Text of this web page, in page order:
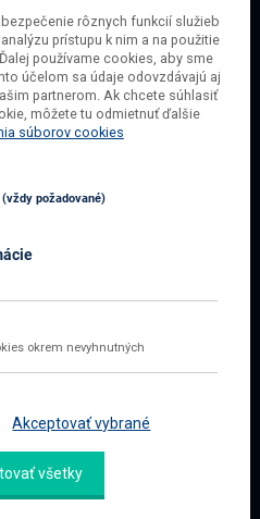
spoločnosti
podmienky
údajov
Blog
o nákupe
otázky
a platba
formulár
rôznych funkcií služieb
prístupu k nim a na použitie
používame cookies, aby sme
účelom sa údaje odovzdávajú aj
partnerom. Ak chcete súhlasiť
môžete tu odmietnuť ďalšie
súborov cookies
(vždy požadované)
okrem nevyhnutných
Akceptovať vybrané
všetky